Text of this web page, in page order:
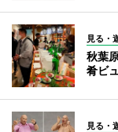
見る・
秋葉
肴ビ
見る・